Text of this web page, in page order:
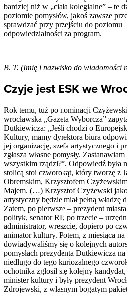
bardziej niż w „ciała kolegialne” – te
poziomie pomysłów, jakoś zawsze
sprawdzać przy przejściu do poziomu
odpowiedzialności za program.
B. T. (Imię i nazwisko do wiadomości
Czyje jest ESK we
Rok temu, tuż po nominacji
wrocławska „Gazeta Wyborcza”
Dutkiewicza: „Jeśli chodzi o
Kultury, mamy dyrektora biura
jej organizację, szefa artystycznego i
zgłasza własne pomysły.
wszystkim rządzi?”. Odpowiedź była
stolicą stoi czworokąt, który tworzę z
Obremskim, Krzysztofem
Majem. (…) Krzysztof Czyżewski
artystyczny będzie miał pełną władzę
Zatem, po pierwsze – prezydent
polityk, senator RP, po trzecie –
administrator, wreszcie, dopiero po
animator kultury. Potem, z miesiąca na
dowiadywaliśmy się o kolejnych
pomysłach prezydenta Dutkiewicza
niedługo do tego kuriozalnego
ochotnika zgłosił się kolejny
minister kultury i były prezydent
Zdrojewski, z własnym bogatym